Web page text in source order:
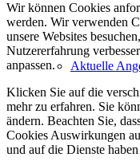
Aktuelle
Wir können Cookies
werden. Wir verwenden
unsere Websites
Nutzererfahrung
anpassen.
Klicken Sie auf die
mehr zu erfahren. Sie
ändern. Beachten Sie,
Cookies Auswirkungen
und auf die Dienste